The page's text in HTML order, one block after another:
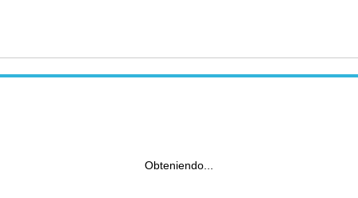
Obteniendo...